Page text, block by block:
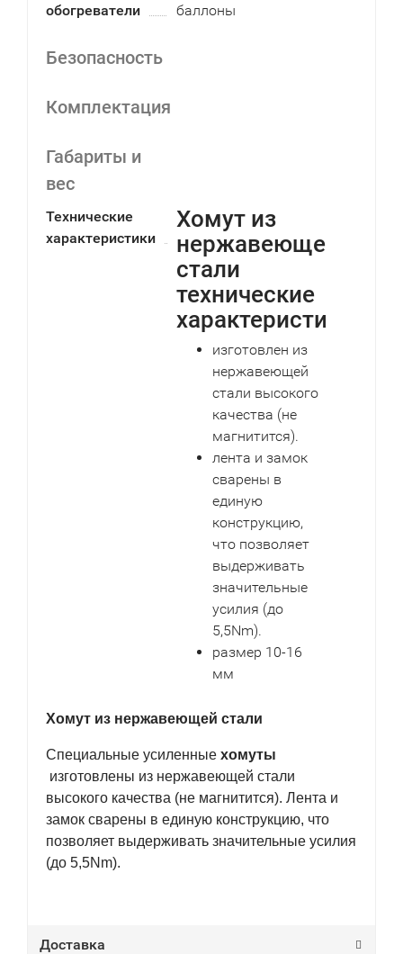
обогреватели баллоны
Безопасность
Комплектация
Габариты и
вес
Технические
характеристики
Хомут из
нержавеющей
стали
технические
характеристики:
изготовлен из
нержавеющей
стали высокого
качества (не
магнитится).
лента и замок
сварены в
единую
конструкцию,
что позволяет
выдерживать
значительные
уcилия (до
5,5Nm).
размер 10-16
мм
Хомут из нержавеющей стали
Специальные усиленные хомуты
изготовлены из нержавеющей стали
высокого качества (не магнитится). Лента и
замок сварены в единую конструкцию, что
позволяет выдерживать значительные уcилия
(до 5,5Nm).
Доставка